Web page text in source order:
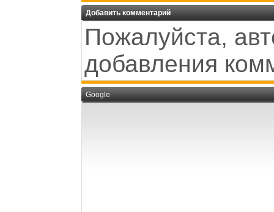
Добавить комментарий
Пожалуйста,
добавления
Google